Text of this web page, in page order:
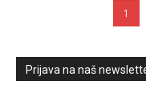
1
Prijava na naš